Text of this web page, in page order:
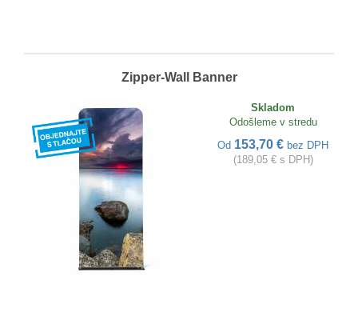
Zipper-Wall Banner
Skladom
Odošleme v stredu
Od 153,70 € bez DPH
(189,05 € s DPH)